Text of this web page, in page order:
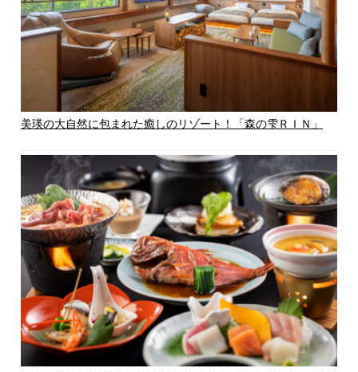
美瑛の大自然に包まれた癒しのリゾート！「森の雫ＲＩＮ」